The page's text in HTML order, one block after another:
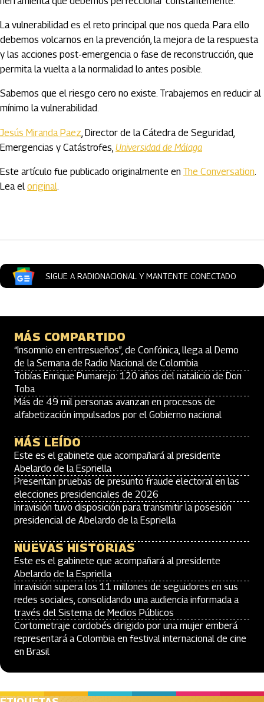
La vulnerabilidad es el reto principal que nos queda. Para ello
debemos volcarnos en la prevención, la mejora de la respuesta
y las acciones post-emergencia o fase de reconstrucción, que
permita la vuelta a la normalidad lo antes posible.
Sabemos que el riesgo cero no existe. Trabajemos en reducir al
mínimo la vulnerabilidad.
Jesús Miranda Paez, Director de la Cátedra de Seguridad,
Emergencias y Catástrofes, Universidad de Málaga
Este artículo fue publicado originalmente en The Conversation.
Lea el original.
SIGUE A RADIONACIONAL Y MANTENTE CONECTADO
MÁS COMPARTIDO
“Insomnio en entresueños”, de Confónica, llega al Demo
de la Semana de Radio Nacional de Colombia
Tobías Enrique Pumarejo: 120 años del natalicio de Don
Toba
Más de 49 mil personas avanzan en procesos de
alfabetización impulsados por el Gobierno nacional
MÁS LEÍDO
Este es el gabinete que acompañará al presidente
Abelardo de la Espriella
Presentan pruebas de presunto fraude electoral en las
elecciones presidenciales de 2026
Inravisión tuvo disposición para transmitir la posesión
presidencial de Abelardo de la Espriella
NUEVAS HISTORIAS
Este es el gabinete que acompañará al presidente
Abelardo de la Espriella
Inravisión supera los 11 millones de seguidores en sus
redes sociales, consolidando una audiencia informada a
través del Sistema de Medios Públicos
Cortometraje cordobés dirigido por una mujer emberá
representará a Colombia en festival internacional de cine
en Brasil